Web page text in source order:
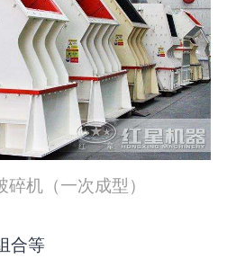
机（一次成型）
合等